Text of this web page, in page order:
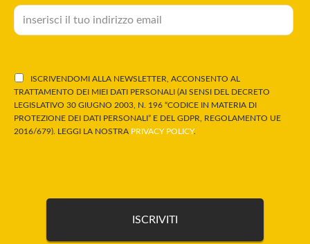
ISCRIVENDOMI ALLA NEWSLETTER, ACCONSENTO AL
TRATTAMENTO DEI MIEI DATI PERSONALI (AI SENSI DEL DECRETO
LEGISLATIVO 30 GIUGNO 2003, N. 196 “CODICE IN MATERIA DI
PROTEZIONE DEI DATI PERSONALI” E DEL GDPR, REGOLAMENTO UE
2016/679). LEGGI LA NOSTRA PRIVACY POLICY.